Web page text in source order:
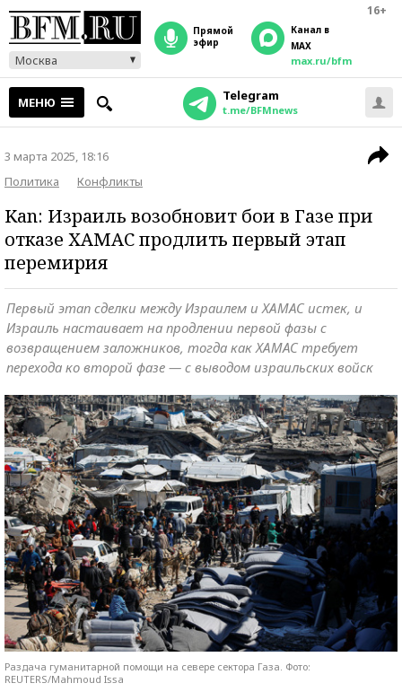
16+
Москва
прямой
эфир
Канал в
MAX
max.ru/bfm
МЕНЮ Telegram
t.me/BFMnews
3 марта 2025, 18:16
Политика
Конфликты
Kan: Израиль возобновит бои в Газе при
отказе ХАМАС продлить первый этап
перемирия
Первый этап сделки между Израилем и ХАМАС истек, и
Израиль настаивает на продлении первой фазы с
возвращением заложников, тогда как ХАМАС требует
перехода ко второй фазе — с выводом израильских войск
Раздача гуманитарной помощи на севере сектора Газа. Фото:
REUTERS/Mahmoud Issa